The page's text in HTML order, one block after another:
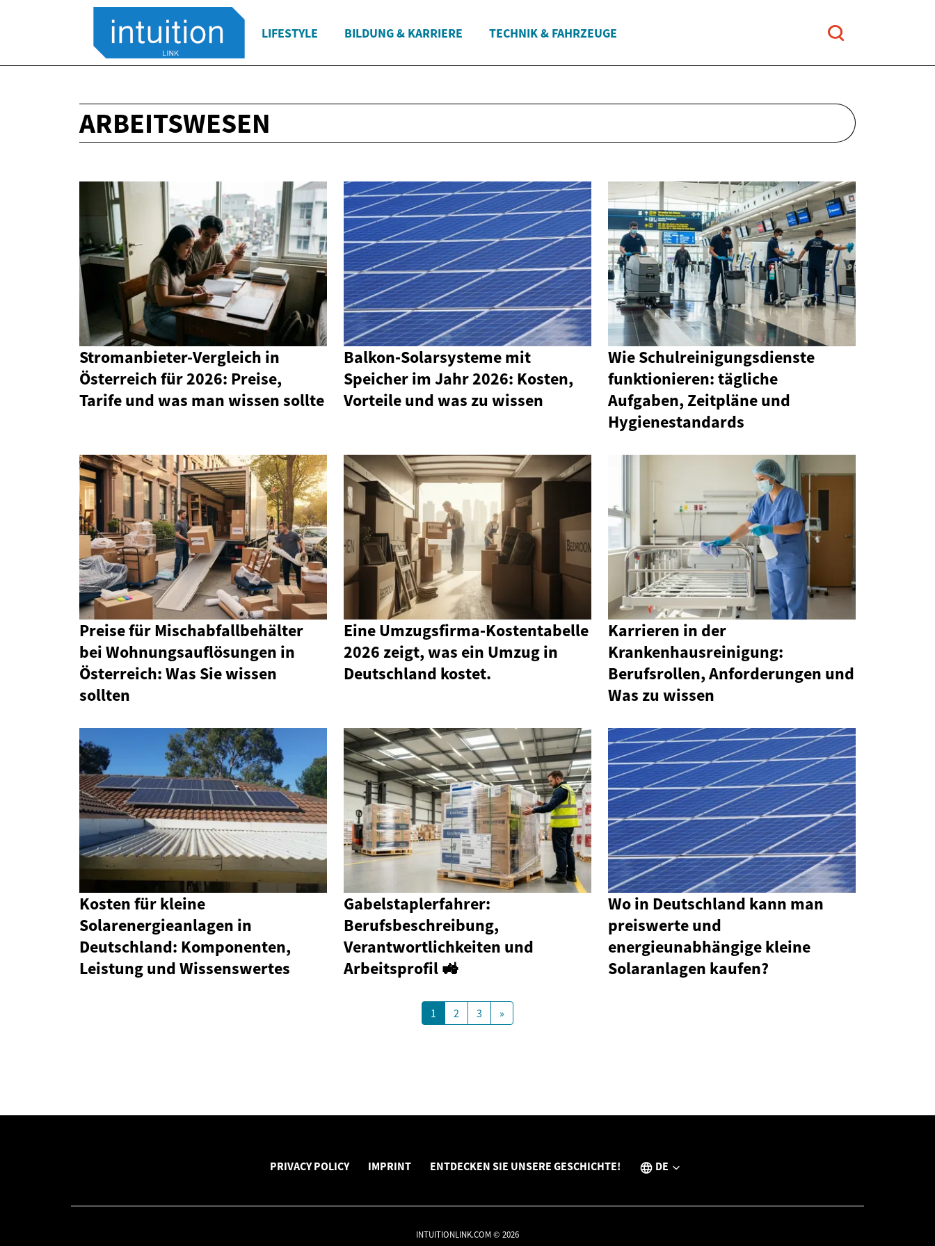
LIFESTYLE BILDUNG & KARRIERE TECHNIK & FAHRZEUGE
ARBEITSWESEN
Stromanbieter-Vergleich in
Österreich für 2026: Preise,
Tarife und was man wissen sollte
Balkon‑Solarsysteme mit
Speicher im Jahr 2026: Kosten,
Vorteile und was zu wissen
Wie Schulreinigungsdienste
funktionieren: tägliche
Aufgaben, Zeitpläne und
Hygienestandards
Preise für Mischabfallbehälter
bei Wohnungsauflösungen in
Österreich: Was Sie wissen
sollten
Eine Umzugsfirma‑Kostentabelle
2026 zeigt, was ein Umzug in
Deutschland kostet.
Karrieren in der
Krankenhausreinigung:
Berufsrollen, Anforderungen und
Was zu wissen
Kosten für kleine
Solarenergieanlagen in
Deutschland: Komponenten,
Leistung und Wissenswertes
Gabelstaplerfahrer:
Berufsbeschreibung,
Verantwortlichkeiten und
Arbeitsprofil 🚜
Wo in Deutschland kann man
preiswerte und
energieunabhängige kleine
Solaranlagen kaufen?
1 2 3 »
PRIVACY POLICY IMPRINT ENTDECKEN SIE UNSERE GESCHICHTE! DE
INTUITIONLINK.COM © 2026